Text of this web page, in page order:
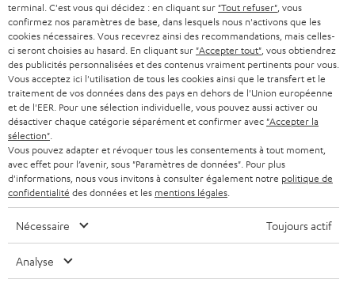
terminal. C'est vous qui décidez : en cliquant sur "Tout refuser" , vous
confirmez nos paramètres de base, dans lesquels nous n'activons que les
cookies nécessaires. Vous recevrez ainsi des recommandations, mais celles-
ci seront choisies au hasard. En cliquant sur "Accepter tout" , vous obtiendrez
des publicités personnalisées et des contenus vraiment pertinents pour vous.
Vous acceptez ici l'utilisation de tous les cookies ainsi que le transfert et le
traitement de vos données dans des pays en dehors de l'Union européenne
et de l'EER. Pour une sélection individuelle, vous pouvez aussi activer ou
désactiver chaque catégorie séparément et confirmer avec "Accepter la
sélection"
Vous pouvez adapter et révoquer tous les consentements à tout moment,
avec effet pour l’avenir, sous "Paramètres de données". Pour plus
d'informations, nous vous invitons à consulter également notre politique de
confidentialité des données et les mentions légales
Nécessaire Toujours actif
Analyse